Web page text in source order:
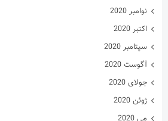
نوامبر 2020
اکتبر 2020
سپتامبر 2020
آگوست 2020
جولای 2020
ژوئن 2020
می 2020